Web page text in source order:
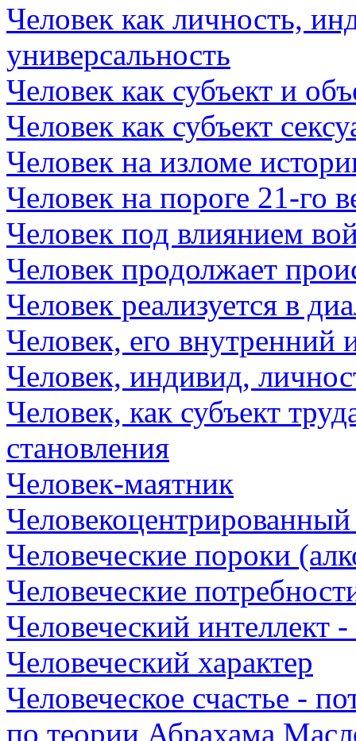
Человек как личность,
универсальность
Человек как субъект и
Человек как субъект
Человек на изломе
Человек на пороге 21-го
Человек под влиянием
Человек продолжает
Человек реализуется в
Человек, его
Человек, индивид,
Человек, как субъект
становления
Человек-маятник
Человеческие пороки
Человеческие
Человеческий интеллект
Человеческий характер
Человеческое счастье -
по теории Абрахама